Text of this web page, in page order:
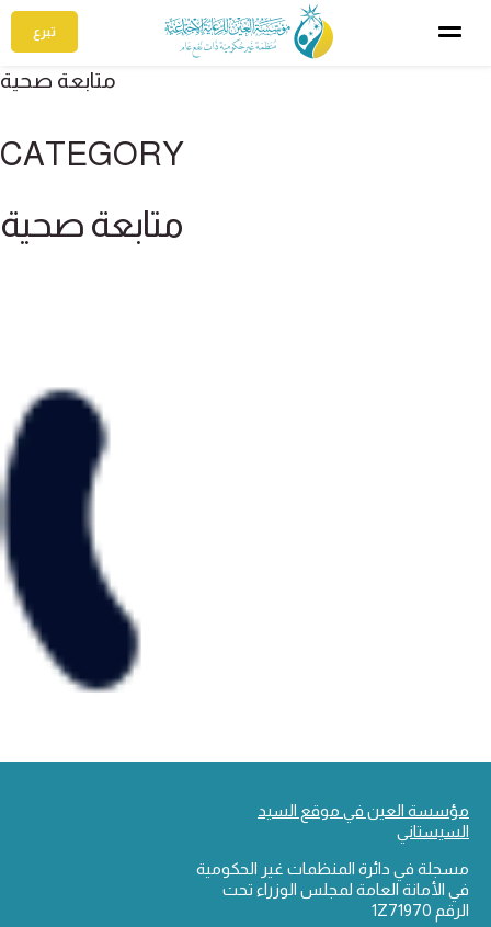
تبرع
متابعة صحية
CATEGORY
متابعة صحية
مؤسسة العين في موقع السيد
السيستاني
مسجلة في دائرة المنظمات غير الحكومية
في الأمانة العامة لمجلس الوزراء تحت
الرقم 1Z71970